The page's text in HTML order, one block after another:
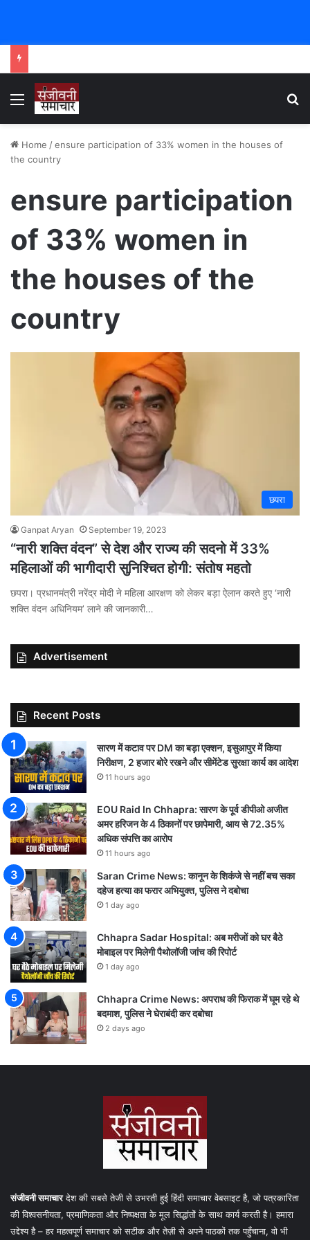
Menu
Home /ensure participation of 33% women in the houses of
the country
ensure participation
of 33% women in
the houses of the
country
छपरा
Ganpat Aryan September 19, 2023
“नारी शक्ति वंदन” से देश और राज्य की सदनो में 33%
महिलाओं की भागीदारी सुनिश्चित होगी: संतोष महतो
छपरा। प्रधानमंत्री नरेंद्र मोदी ने महिला आरक्षण को लेकर बड़ा ऐलान करते हुए ‘नारी
शक्ति वंदन अधिनियम’ लाने की जानकारी…
Advertisement
Recent Posts
सारण में कटाव पर DM का बड़ा एक्शन, इसुआपुर में किया
निरीक्षण, 2 हजार बोरे रखने और सीमेंटेड सुरक्षा कार्य का आदेश
11 hours ago
EOU Raid In Chhapra: सारण के पूर्व डीपीओ अजीत
अमर हरिजन के 4 ठिकानों पर छापेमारी, आय से 72.35%
अधिक संपत्ति का आरोप
11 hours ago
Saran Crime News: कानून के शिकंजे से नहीं बच सका
दहेज हत्या का फरार अभियुक्त, पुलिस ने दबोचा
1 day ago
Chhapra Sadar Hospital: अब मरीजों को घर बैठे
मोबाइल पर मिलेगी पैथोलॉजी जांच की रिपोर्ट
1 day ago
Chhapra Crime News: अपराध की फिराक में घूम रहे थे
बदमाश, पुलिस ने घेराबंदी कर दबोचा
2 days ago
संजीवनी समाचारदेश की सबसे तेजी से उभरती हुई हिंदी समाचार वेबसाइट है, जो पत्रकारिता
की विश्वसनीयता, प्रमाणिकता और निष्पक्षता के मूल सिद्धांतों के साथ कार्य करती है। हमारा
उद्देश्य है – हर महत्वपूर्ण समाचार को सटीक और तेज़ी से अपने पाठकों तक पहुँचाना, वो भी